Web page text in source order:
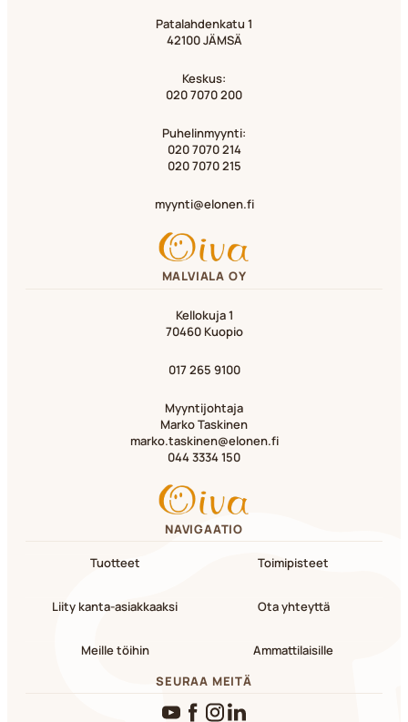
Patalahdenkatu 1
42100 JÄMSÄ
Keskus:
020 7070 200
Puhelinmyynti:
020 7070 214
020 7070 215
myynti@elonen.fi
MALVIALA OY
Kellokuja 1
70460 Kuopio
017 265 9100
Myyntijohtaja
Marko Taskinen
marko.taskinen@elonen.fi
044 3334 150
NAVIGAATIO
Tuotteet Toimipisteet
Liity kanta-asiakkaaksi Ota yhteyttä
Meille töihin
Ammattilaisille
SEURAA MEITÄ
YouTubeFacebook
Instagram
LinkedIn